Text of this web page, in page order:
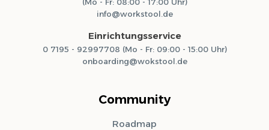
info@workstool.de
Einrichtungsservice
0 7195 - 92997708 (Mo - Fr: 09:00 - 15:00 Uhr)
onboarding@wokstool.de
Community
Roadmap